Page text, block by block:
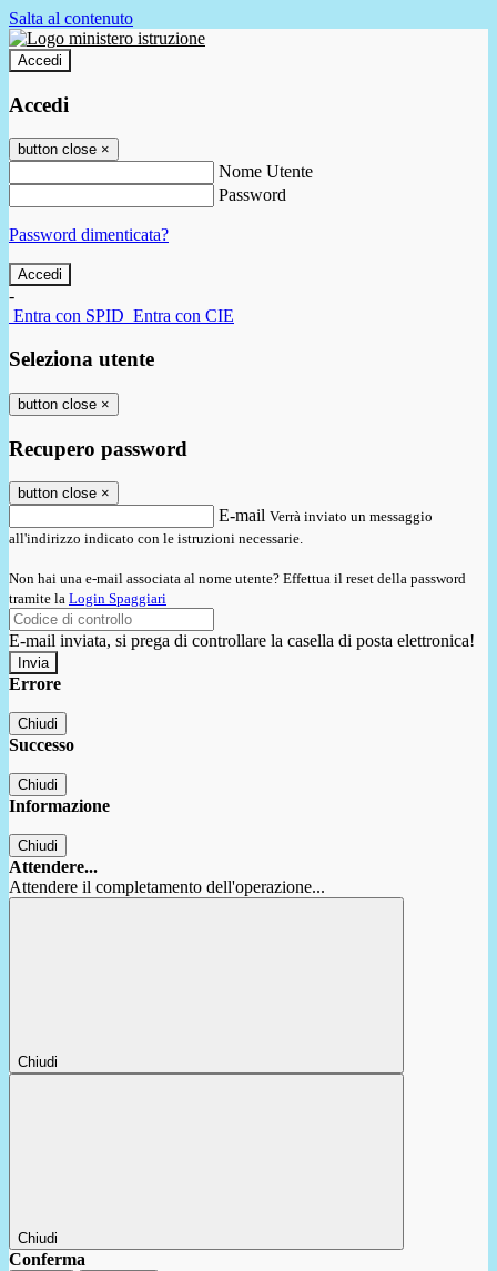
Salta al contenuto
Accedi
Accedi
button close ×
Nome Utente
Password
Password dimenticata?
-
Entra con SPID Entra con CIE
Seleziona utente
button close ×
Recupero password
button close ×
E-mail Verrà inviato un messaggio
all'indirizzo indicato con le istruzioni necessarie.
Non hai una e-mail associata al nome utente? Effettua il reset della password
tramite la Login Spaggiari
E-mail inviata, si prega di controllare la casella di posta elettronica!
Errore
Chiudi
Successo
Chiudi
Informazione
Chiudi
Attendere...
Attendere il completamento dell'operazione...
Chiudi
Chiudi
Conferma